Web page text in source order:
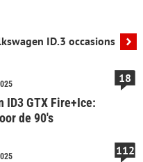
ID.3 occasions
ID3 GTX Fire+Ice:
de 90's
18
112